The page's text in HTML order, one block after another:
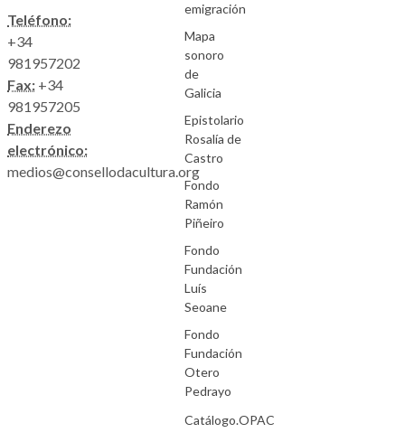
Teléfono:
+34
981957202
Fax: +34
981957205
Enderezo
electrónico:
medios@consellodacultura.org
emigración
Mapa
sonoro
de
Galicia
Epistolario
Rosalía de
Castro
Fondo
Ramón
Piñeiro
Fondo
Fundación
Luís
Seoane
Fondo
Fundación
Otero
Pedrayo
Catálogo.OPAC